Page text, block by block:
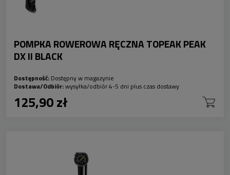
POMPKA ROWEROWA RĘCZNA TOPEAK PEAK
DX II BLACK
Dostępność: Dostępny w magazynie
Dostawa/Odbiór:wysyłka/odbiór 4-5 dni plus czas dostawy
125,90 zł